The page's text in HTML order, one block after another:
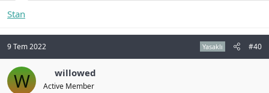
Stan
9 Tem 2022 Yasaklı #40
W willowed
Active Member